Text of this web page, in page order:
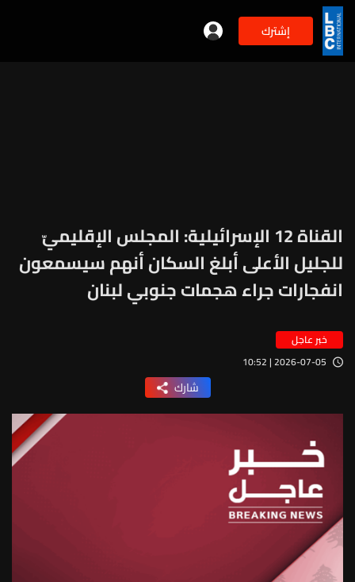
إشترك
القناة 12 الإسرائيلية: المجلس الإقليميّ
للجليل الأعلى أبلغ السكان أنهم سيسمعون
انفجارات جراء هجمات جنوبي لبنان
خبر عاجل
2026-07-05 | 10:52
شارك